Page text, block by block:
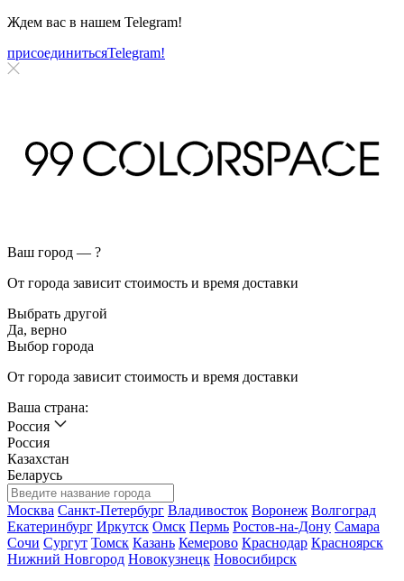
Ждем вас в нашем Telegram!
присоединитьсяTelegram!
Ваш город — ?
От города зависит стоимость и время доставки
Выбрать другой
Да, верно
Выбор города
От города зависит стоимость и время доставки
Ваша страна:
Россия
Россия
Казахстан
Беларусь
Москва Санкт-Петербург Владивосток Воронеж Волгоград
Екатеринбург Иркутск Омск Пермь Ростов-на-Дону Самара
Сочи Сургут Томск Казань Кемерово Краснодар Красноярск
Нижний Новгород Новокузнецк Новосибирск